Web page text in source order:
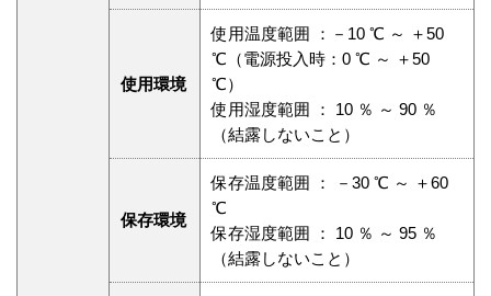
使用環境
使用温度範囲 ：－10 ℃ ～ ＋50
℃（電源投入時：0 ℃ ～ ＋50
℃）
使用湿度範囲 ： 10 ％ ～ 90 ％
（結露しないこと）
保存環境
保存温度範囲 ： －30 ℃ ～ ＋60
℃
保存湿度範囲 ： 10 ％ ～ 95 ％
（結露しないこと）